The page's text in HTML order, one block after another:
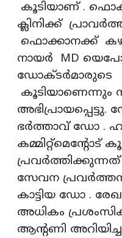
കൂടിയാണ് .
ക്ലിനിക്ക്
ഫൊക്കാനക്ക്
നായർ MD
കൂടിയാണെന്നും
ഭർത്താവ് ഡോ .
കമ്മിറ്റ്‌മെന്റോട്
സേവന
കാട്ടിയ ഡോ .
അധികം
ആന്റണി